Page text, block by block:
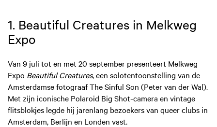
1. Beautiful Creatures in Melkweg
Expo
Van 9 juli tot en met 20 september presenteert Melkweg
Expo Beautiful Creatures, een solotentoonstelling van de
Amsterdamse fotograaf The Sinful Son (Peter van der Wal).
Met zijn iconische Polaroid Big Shot-camera en vintage
flitsblokjes legde hij jarenlang bezoekers van queer clubs in
Amsterdam, Berlijn en Londen vast.